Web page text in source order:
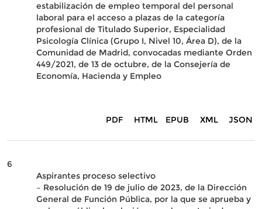
estabilización de empleo temporal del personal
laboral para el acceso a plazas de la categoría
profesional de Titulado Superior, Especialidad
Psicología Clínica (Grupo I, Nivel 10, Área D), de la
Comunidad de Madrid, convocadas mediante Orden
449/2021, de 13 de octubre, de la Consejería de
Economía, Hacienda y Empleo
PDF HTML EPUB XML JSON
6
Aspirantes proceso selectivo
– Resolución de 19 de julio de 2023, de la Dirección
General de Función Pública, por la que se aprueba y